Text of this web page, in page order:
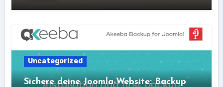
Uncategorized
Sichere deine Joomla-Website: Backup